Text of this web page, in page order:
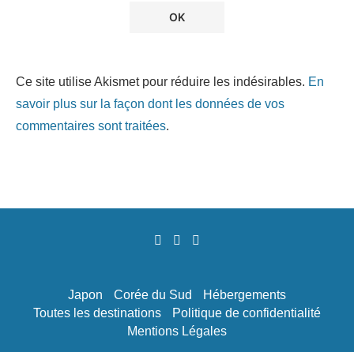
Ce site utilise Akismet pour réduire les indésirables. En
savoir plus sur la façon dont les données de vos
commentaires sont traitées.
Japon Corée du Sud
Hébergements
Toutes les destinations
Politique de confidentialité
Mentions Légales